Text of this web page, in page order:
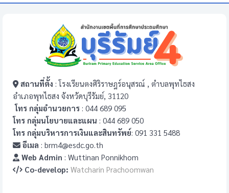
สถานที่ตั้ง : โรงเรียนตงศิริราษฎร์อนุสรณ์ , ตำบลพุทไธสง
อำเภอพุทไธสง จังหวัดบุรีรัมย์, 31120
โทร กลุ่มอำนวยการ : 044 689 095
โทร กลุ่มนโยบายและแผน : 044 689 050
โทร กลุ่มบริหารการเงินและสินทรัพย์: 091 331 5488
อีเมล : brm4@esdc.go.th
Web Admin : Wuttinan Ponnikhom
Co-develop: Watcharin Prachoomwan